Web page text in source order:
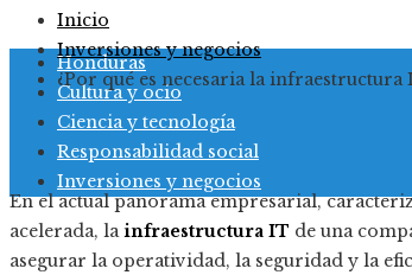
Honduras
Cultura y ocio
Ciencia y tecnología
Responsabilidad social
Inversiones y negocios
Inicio
Inversiones y negocios
¿Por qué es necesaria la
En el actual panorama empresarial,
acelerada, lainfraestructura IT de una
asegurar la operatividad, la seguridad y la